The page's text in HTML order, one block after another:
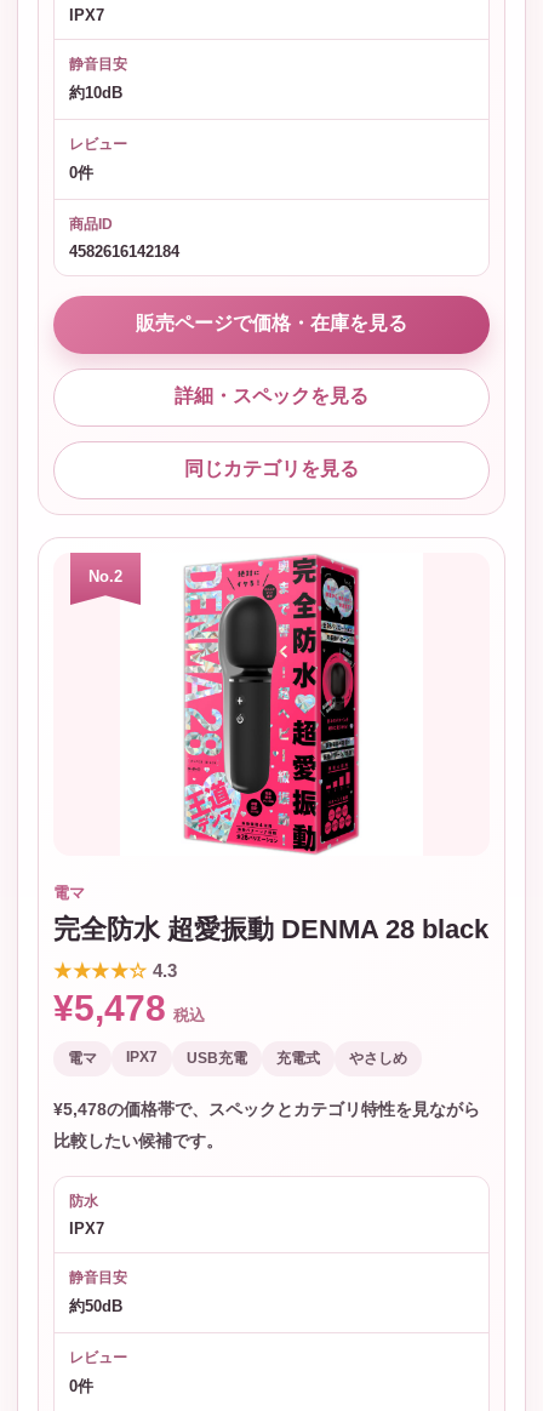
IPX7
静音目安
約10dB
レビュー
0件
商品ID
4582616142184
販売ページで価格・在庫を見る
詳細・スペックを見る
同じカテゴリを見る
No.2
電マ
完全防水 超愛振動 DENMA 28 black
★★★★☆ 4.3
¥5,478 税込
電マ IPX7 USB充電 充電式 やさしめ
¥5,478の価格帯で、スペックとカテゴリ特性を見ながら
比較したい候補です。
防水
IPX7
静音目安
約50dB
レビュー
0件